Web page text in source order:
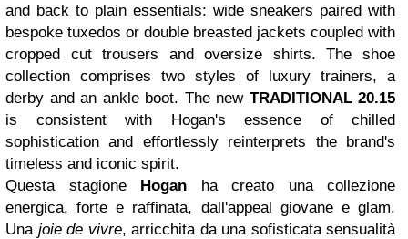
and back to plain essentials: wide sneakers paired with
bespoke tuxedos or double breasted jackets coupled with
cropped cut trousers and oversize shirts. The shoe
collection comprises two styles of luxury trainers, a
derby and an ankle boot. The new TRADITIONAL 20.15
is consistent with Hogan's essence of chilled
sophistication and effortlessly reinterprets the brand's
timeless and iconic spirit.
Questa stagioneHogan ha creato una collezione
energica, forte e raffinata, dall'appeal giovane e glam.
Unajoie de vivre, arricchita da una sofisticata sensualità